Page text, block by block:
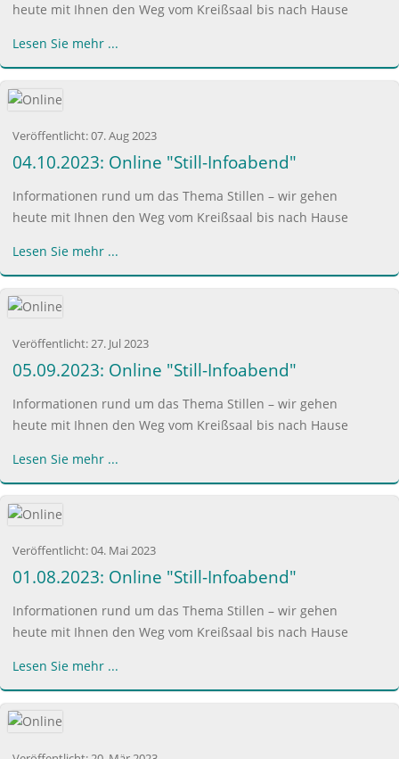
heute mit Ihnen den Weg vom Kreißsaal bis nach Hause
Lesen Sie mehr ...
Veröffentlicht:07. Aug 2023
04.10.2023: Online "Still-Infoabend"
Informationen rund um das Thema Stillen – wir gehen
heute mit Ihnen den Weg vom Kreißsaal bis nach Hause
Lesen Sie mehr ...
Veröffentlicht:27. Jul 2023
05.09.2023: Online "Still-Infoabend"
Informationen rund um das Thema Stillen – wir gehen
heute mit Ihnen den Weg vom Kreißsaal bis nach Hause
Lesen Sie mehr ...
Veröffentlicht:04. Mai 2023
01.08.2023: Online "Still-Infoabend"
Informationen rund um das Thema Stillen – wir gehen
heute mit Ihnen den Weg vom Kreißsaal bis nach Hause
Lesen Sie mehr ...